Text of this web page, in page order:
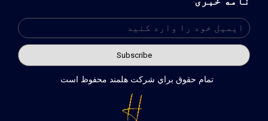
تمام حقوق براي شركت هلمند محفوظ است